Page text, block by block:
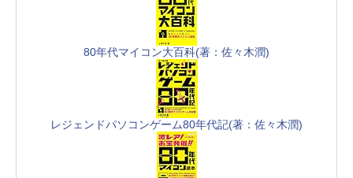
80年代マイコン大百科(著：佐々木潤)
レジェンドパソコンゲーム80年代記(著：佐々木潤)